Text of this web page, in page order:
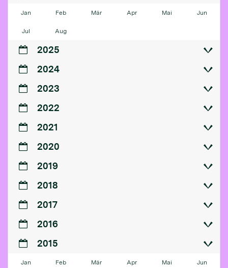
Jan Feb Mär Apr Mai Jun
Jul Aug
2025
2024
2023
2022
2021
2020
2019
2018
2017
2016
2015
Jan Feb Mär Apr Mai Jun